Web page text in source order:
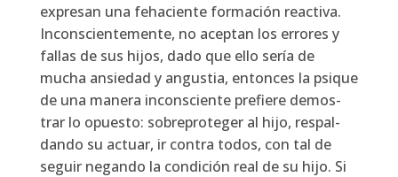
expre­san una feha­cien­te for­ma­ción reac­ti­va.
Incons­cien­te­men­te, no acep­tan los erro­res y
fallas de sus hijos, dado que ello sería de
mucha ansie­dad y angus­tia, enton­ces la psi­que
de una mane­ra incons­cien­te pre­fie­re demos­
trar lo opues­to: sobre­pro­te­ger al hijo, res­pal­
dan­do su actuar, ir con­tra todos, con tal de
seguir negan­do la con­di­ción real de su hijo. Si